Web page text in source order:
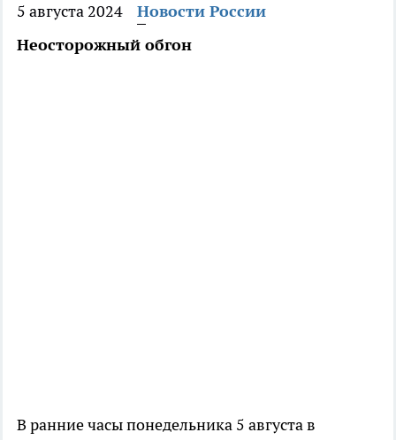
5 августа 2024
Новости России
Неосторожный обгон
В ранние часы понедельника 5 августа в